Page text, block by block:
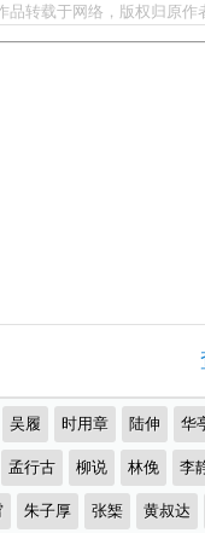
品转载于网络，版权归原
吴履 时用章 陆伸 华
孟行古 柳说 林俛 李
朱子厚 张榘 黄叔达